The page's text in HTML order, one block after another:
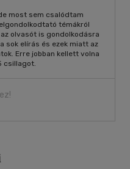
most sem csalódtam
témákról
olvasót is gondolkodásra
sok elírás és ezek miatt az
Erre jobban kellett volna
csillagot.